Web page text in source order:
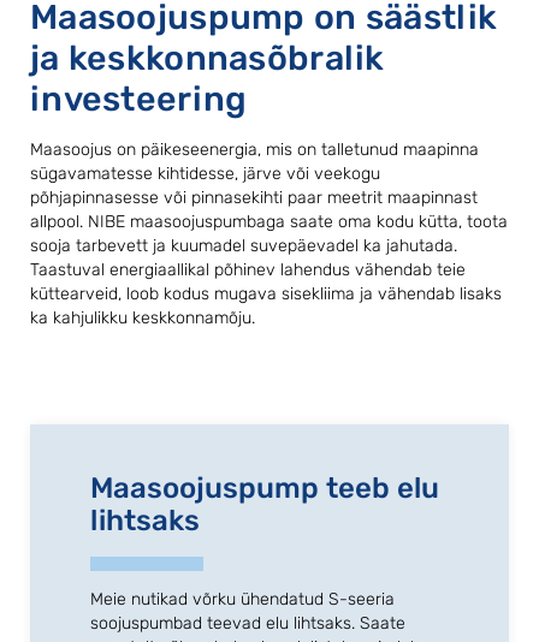
Maasoojuspump on säästlik
ja keskkonnasõbralik
investeering
Maasoojus on päikeseenergia, mis on talletunud maapinna
sügavamatesse kihtidesse, järve või veekogu
põhjapinnasesse või pinnasekihti paar meetrit maapinnast
allpool. NIBE maasoojuspumbaga saate oma kodu kütta, toota
sooja tarbevett ja kuumadel suvepäevadel ka jahutada.
Taastuval energiaallikal põhinev lahendus vähendab teie
küttearveid, loob kodus mugava sisekliima ja vähendab lisaks
ka kahjulikku keskkonnamõju.
Maasoojuspump teeb elu
lihtsaks
Meie nutikad võrku ühendatud S-seeria
soojuspumbad teevad elu lihtsaks. Saate